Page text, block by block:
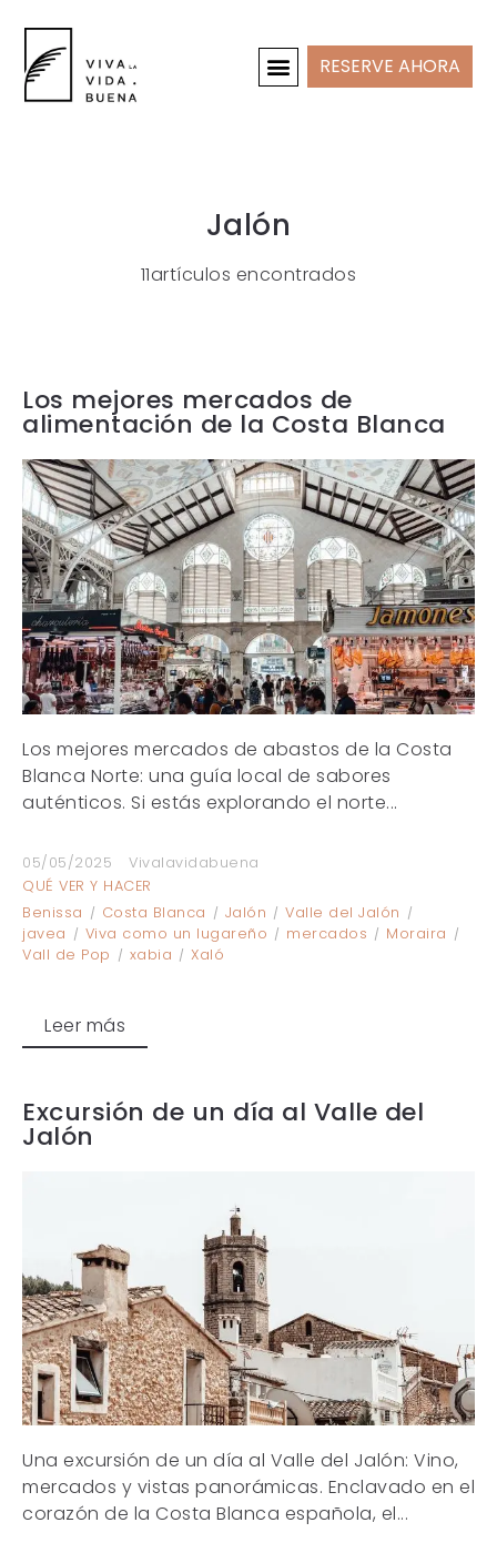
RESERVE AHORA
Jalón
11artículos encontrados
Los mejores mercados de
alimentación de la Costa Blanca
Los mejores mercados de abastos de la Costa
Blanca Norte: una guía local de sabores
auténticos. Si estás explorando el norte...
05/05/2025
Vivalavidabuena
QUÉ VER Y HACER
Benissa
Costa Blanca Jalón
Valle del Jalón
javea
Viva como un lugareño mercados
Moraira
Vall de Pop
xabia Xaló
Leer más
Excursión de un día al Valle del
Jalón
Una excursión de un día al Valle del Jalón: Vino,
mercados y vistas panorámicas. Enclavado en el
corazón de la Costa Blanca española, el...